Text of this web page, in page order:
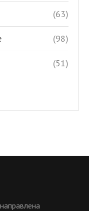
(63)
(98)
(51)
направлена